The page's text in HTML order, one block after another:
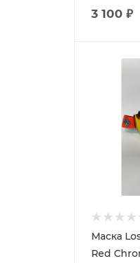
3 100 ₽
Маска
Red